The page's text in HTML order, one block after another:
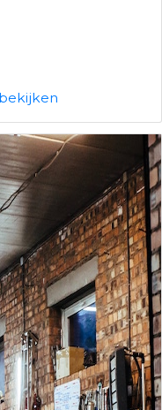
bekijken